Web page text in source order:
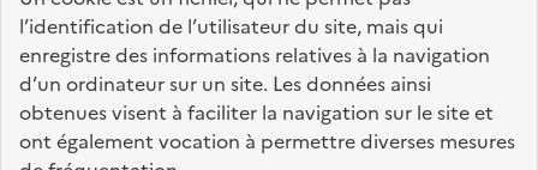
l’identification de l’utilisateur du site, mais qui
enregistre des informations relatives à la navigation
d’un ordinateur sur un site. Les données ainsi
obtenues visent à faciliter la navigation sur le site et
ont également vocation à permettre diverses mesures
fonction-publique.gouv.fr
legifrance.gouv.fr